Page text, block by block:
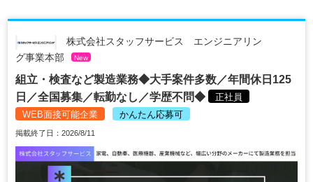
株式会社スタッフサービス エンジニアリン
グ事業本部
New
組立・検査など製造業務◆大手案件多数／年間休日125
日／全国募集／転勤なし／学歴不問◆
正社員
WEB面接可能企業
かんたん応募可
掲載終了日：2026/8/11